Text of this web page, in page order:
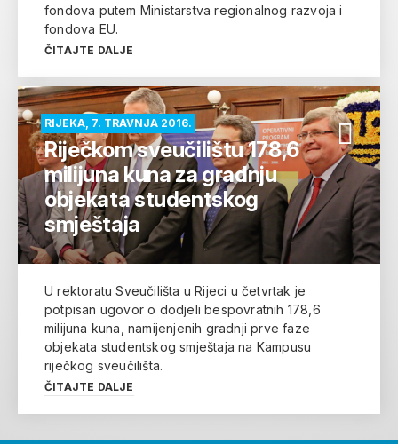
fondova putem Ministarstva regionalnog razvoja i
fondova EU.
ČITAJTE DALJE
RIJEKA, 7. TRAVNJA 2016.
Riječkom sveučilištu 178,6
milijuna kuna za gradnju
objekata studentskog
smještaja
U rektoratu Sveučilišta u Rijeci u četvrtak je
potpisan ugovor o dodjeli bespovratnih 178,6
milijuna kuna, namijenjenih gradnji prve faze
objekata studentskog smještaja na Kampusu
riječkog sveučilišta.
ČITAJTE DALJE